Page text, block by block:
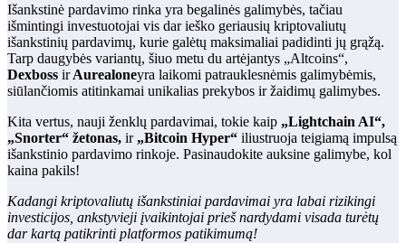
Išankstinė pardavimo rinka yra begalinės galimybės, tačiau
išmintingi investuotojai vis dar ieško geriausių kriptovaliutų
išankstinių pardavimų, kurie galėtų maksimaliai padidinti jų grąžą.
Tarp daugybės variantų, šiuo metu du artėjantys „Altcoins“,
Dexboss irAurealoneyra laikomi patrauklesnėmis galimybėmis,
siūlančiomis atitinkamai unikalias prekybos ir žaidimų galimybes.
Kita vertus, nauji ženklų pardavimai, tokie kaip „Lightchain AI“,
„Snorter“ žetonas, ir„Bitcoin Hyper“ iliustruoja teigiamą impulsą
išankstinio pardavimo rinkoje. Pasinaudokite auksine galimybe, kol
kaina pakils!
Kadangi kriptovaliutų išankstiniai pardavimai yra labai rizikingi
investicijos, ankstyvieji įvaikintojai prieš nardydami visada turėtų
dar kartą patikrinti platformos patikimumą!